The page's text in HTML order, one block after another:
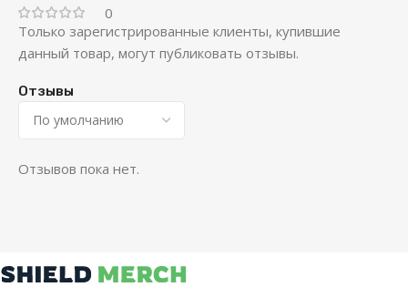
0
Отзывы
Отзывов пока нет.
Только зарегистрированные клиенты, купившие
данный товар, могут публиковать отзывы.